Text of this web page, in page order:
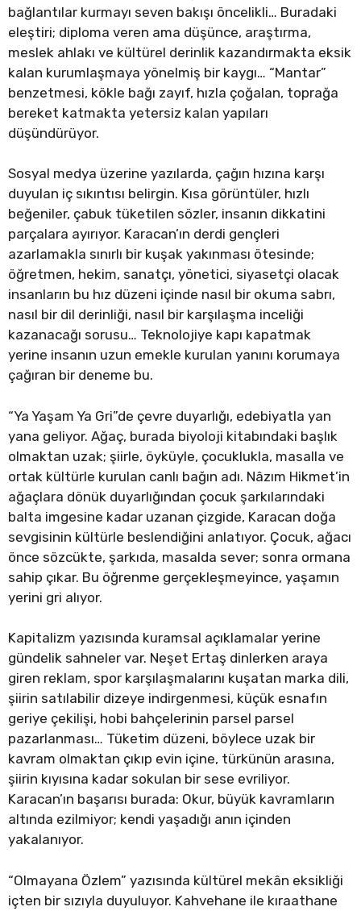
bağlantılar kurmayı seven bakışı öncelikli… Buradaki
eleştiri; diploma veren ama düşünce, araştırma,
meslek ahlakı ve kültürel derinlik kazandırmakta eksik
kalan kurumlaşmaya yönelmiş bir kaygı… “Mantar”
benzetmesi, kökle bağı zayıf, hızla çoğalan, toprağa
bereket katmakta yetersiz kalan yapıları
düşündürüyor.
Sosyal medya üzerine yazılarda, çağın hızına karşı
duyulan iç sıkıntısı belirgin. Kısa görüntüler, hızlı
beğeniler, çabuk tüketilen sözler, insanın dikkatini
parçalara ayırıyor. Karacan’ın derdi gençleri
azarlamakla sınırlı bir kuşak yakınması ötesinde;
öğretmen, hekim, sanatçı, yönetici, siyasetçi olacak
insanların bu hız düzeni içinde nasıl bir okuma sabrı,
nasıl bir dil derinliği, nasıl bir karşılaşma inceliği
kazanacağı sorusu… Teknolojiye kapı kapatmak
yerine insanın uzun emekle kurulan yanını korumaya
çağıran bir deneme bu.
“Ya Yaşam Ya Gri”de çevre duyarlığı, edebiyatla yan
yana geliyor. Ağaç, burada biyoloji kitabındaki başlık
olmaktan uzak; şiirle, öyküyle, çocuklukla, masalla ve
ortak kültürle kurulan canlı bağın adı. Nâzım Hikmet’in
ağaçlara dönük duyarlığından çocuk şarkılarındaki
balta imgesine kadar uzanan çizgide, Karacan doğa
sevgisinin kültürle beslendiğini anlatıyor. Çocuk, ağacı
önce sözcükte, şarkıda, masalda sever; sonra ormana
sahip çıkar. Bu öğrenme gerçekleşmeyince, yaşamın
yerini gri alıyor.
Kapitalizm yazısında kuramsal açıklamalar yerine
gündelik sahneler var. Neşet Ertaş dinlerken araya
giren reklam, spor karşılaşmalarını kuşatan marka dili,
şiirin satılabilir dizeye indirgenmesi, küçük esnafın
geriye çekilişi, hobi bahçelerinin parsel parsel
pazarlanması… Tüketim düzeni, böylece uzak bir
kavram olmaktan çıkıp evin içine, türkünün arasına,
şiirin kıyısına kadar sokulan bir sese evriliyor.
Karacan’ın başarısı burada: Okur, büyük kavramların
altında ezilmiyor; kendi yaşadığı anın içinden
yakalanıyor.
“Olmayana Özlem” yazısında kültürel mekân eksikliği
içten bir sızıyla duyuluyor. Kahvehane ile kıraathane